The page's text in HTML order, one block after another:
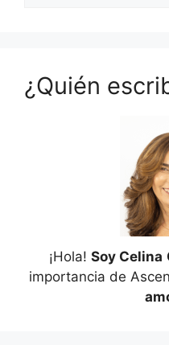
¿Quién
¡Hola! Soy Celina
importancia de